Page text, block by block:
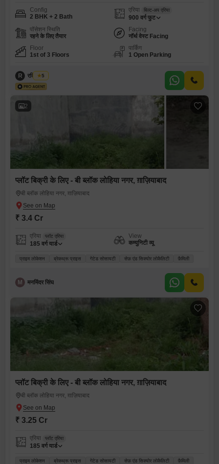
Config
2 BHK + 2 Bath
एरिया बिल्ट-अप एरिया
900 वर्ग फुट
पॉसेशन स्थिति
रहने के लिए तैयार
Facing
नॉर्थ वेस्ट Facing
Floor
1st of 3 Floors
पार्किंग
1 Open Parking
R रवि अरोड़ा
5
2
प्लॉट बिक्री के लिए - बी ब्लॉक लोहिया नगर, ग़ाज़ियाबाद
बी ब्लॉक लोहिया नगर, ग़ाज़ियाबाद
₹ 3.4 Cr
एरिया प्लॉट एरिया
185 वर्ग यार्ड
View
कम्युनिटी व्यू
प्राइम लोकेशन ब्रेकथ्रू प्राइस गेटेड सोसायटी सेफ़ एंड सिक्योर लोकैलिटी फ़ैमिली
M मनमिंदर सिंघ
प्लॉट बिक्री के लिए - बी ब्लॉक लोहिया नगर, ग़ाज़ियाबाद
बी ब्लॉक लोहिया नगर, ग़ाज़ियाबाद
₹ 3.25 Cr
एरिया प्लॉट एरिया
185 वर्ग यार्ड
प्राइम लोकेशन ब्रेकथ्रू प्राइस गेटेड सोसायटी सेफ़ एंड सिक्योर लोकैलिटी फ़ैमिली